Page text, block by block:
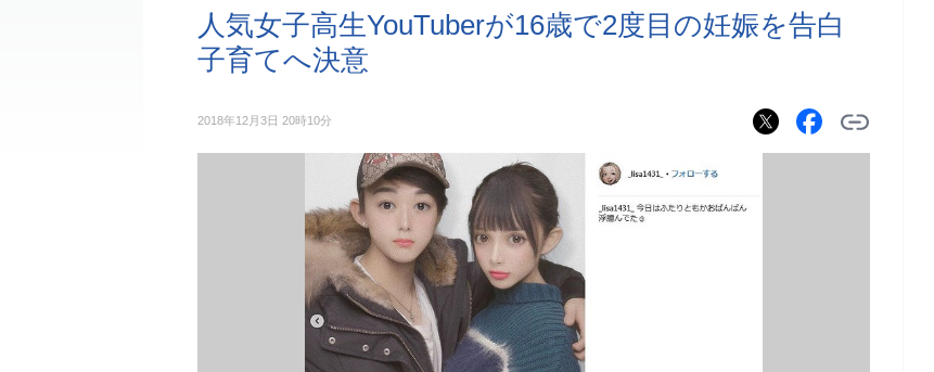
人気女子高生YouTuberが16歳で2度目の妊娠を告白
子育てへ決意
2018年12月3日 20時10分